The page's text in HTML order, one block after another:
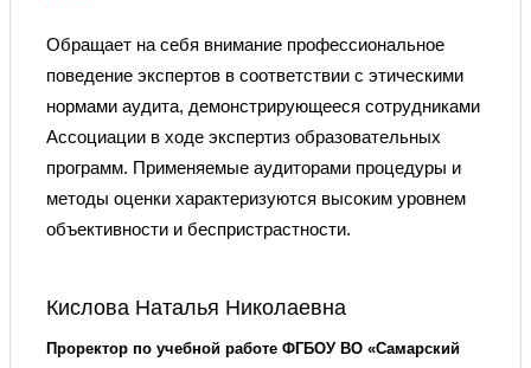
Обращает на себя внимание профессиональное
поведение экспертов в соответствии с этическими
нормами аудита, демонстрирующееся сотрудниками
Ассоциации в ходе экспертиз образовательных
программ. Применяемые аудиторами процедуры и
методы оценки характеризуются высоким уровнем
объективности и беспристрастности.
Кислова Наталья Николаевна
Проректор по учебной работе ФГБОУ ВО «Самарский